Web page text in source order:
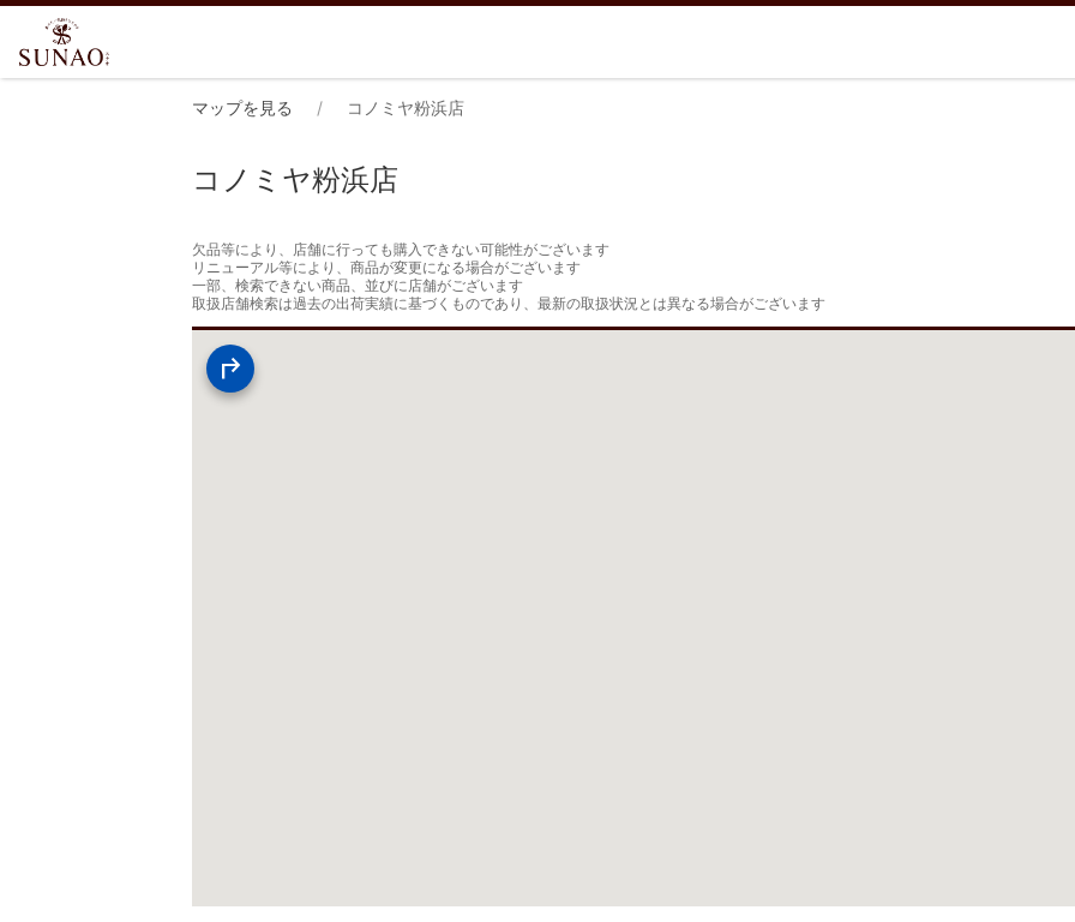
マップを見る コノミヤ粉浜店
コノミヤ粉浜店
欠品等により、店舗に行っても購入できない可能性がございます
リニューアル等により、商品が変更になる場合がございます
一部、検索できない商品、並びに店舗がございます
取扱店舗検索は過去の出荷実績に基づくものであり、最新の取扱状況とは異なる場合がございます